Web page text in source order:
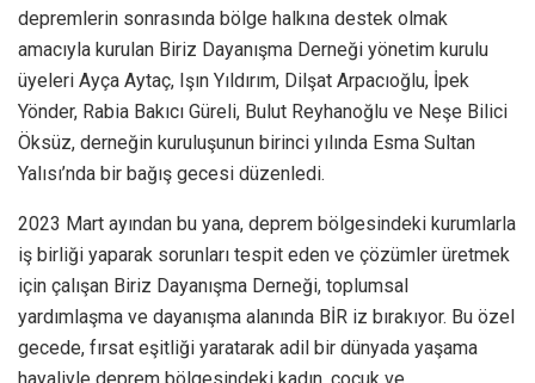
depremlerin sonrasında bölge halkına destek olmak
amacıyla kurulan Biriz Dayanışma Derneği yönetim kurulu
üyeleri Ayça Aytaç, Işın Yıldırım, Dilşat Arpacıoğlu, İpek
Yönder, Rabia Bakıcı Güreli, Bulut Reyhanoğlu ve Neşe Bilici
Öksüz, derneğin kuruluşunun birinci yılında Esma Sultan
Yalısı’nda bir bağış gecesi düzenledi.
2023 Mart ayından bu yana, deprem bölgesindeki kurumlarla
iş birliği yaparak sorunları tespit eden ve çözümler üretmek
için çalışan Biriz Dayanışma Derneği, toplumsal
yardımlaşma ve dayanışma alanında BİR iz bırakıyor. Bu özel
gecede, fırsat eşitliği yaratarak adil bir dünyada yaşama